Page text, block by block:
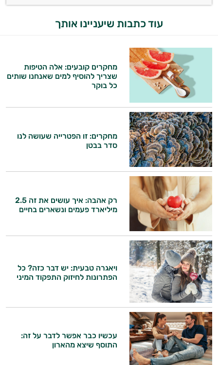
עוד כתבות שיעניינו אותך
מחקרים קובעים: אלה הטיפות
שצריך להוסיף למים שאנחנו שותים
כל בוקר
מחקרים: זו הפטרייה שעושה לנו
סדר בבטן
רק אהבה: איך עושים את זה 2.5
מיליארד פעמים ונשארים בחיים
ויאגרה טבעית: יש דבר כזה? כל
הפתרונות לחיזוק התפקוד המיני
עכשיו כבר אפשר לדבר על זה:
התוסף שיצא מהארון